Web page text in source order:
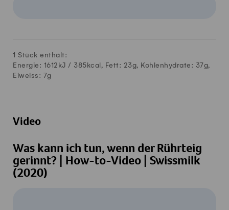
1 Stück enthält:
Energie: 1612kJ / 385kcal, Fett: 23g, Kohlenhydrate: 37g,
Eiweiss: 7g
Video
Was kann ich tun, wenn der Rührteig
gerinnt? | How-to-Video | Swissmilk
(2020)